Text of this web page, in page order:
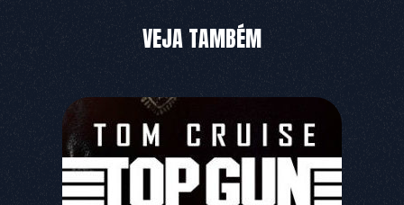
VEJA TAMBÉM